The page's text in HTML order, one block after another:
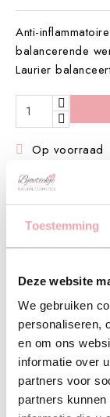
Toestemming
Deze website
We gebruiken
personaliseren,
en om ons
informatie over
partners voor
partners
Anti-
balancerende
Laurier
 Op voorraad
Twijfel je of dit